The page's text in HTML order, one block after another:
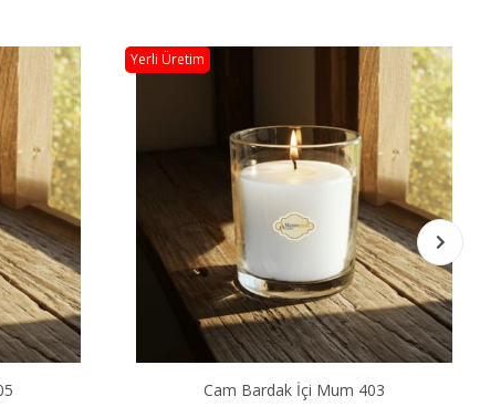
Kırmızı Renk Bardak İçi Mum 403
Yerli Üretim